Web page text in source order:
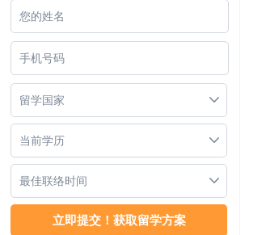
世纪大学硕士项目
留学国家
当前学历
最佳联络时间